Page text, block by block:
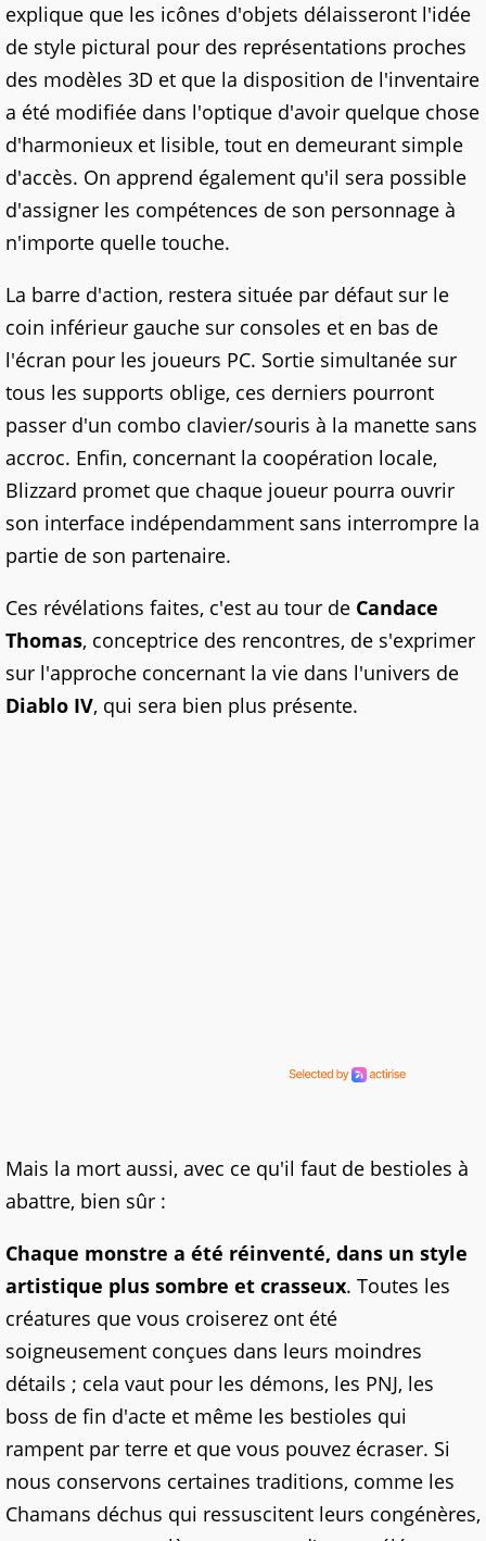
explique que les icônes d'objets délaisseront l'idée
de style pictural pour des représentations proches
des modèles 3D et que la disposition de l'inventaire
a été modifiée dans l'optique d'avoir quelque chose
d'harmonieux et lisible, tout en demeurant simple
d'accès. On apprend également qu'il sera possible
d'assigner les compétences de son personnage à
n'importe quelle touche.
La barre d'action, restera située par défaut sur le
coin inférieur gauche sur consoles et en bas de
l'écran pour les joueurs PC. Sortie simultanée sur
tous les supports oblige, ces derniers pourront
passer d'un combo clavier/souris à la manette sans
accroc. Enfin, concernant la coopération locale,
Blizzard promet que chaque joueur pourra ouvrir
son interface indépendamment sans interrompre la
partie de son partenaire.
Ces révélations faites, c'est au tour de Candace
Thomas, conceptrice des rencontres, de s'exprimer
sur l'approche concernant la vie dans l'univers de
Diablo IV, qui sera bien plus présente.
Mais la mort aussi, avec ce qu'il faut de bestioles à
abattre, bien sûr :
Chaque monstre a été réinventé, dans un style
artistique plus sombre et crasseux. Toutes les
créatures que vous croiserez ont été
soigneusement conçues dans leurs moindres
détails ; cela vaut pour les démons, les PNJ, les
boss de fin d'acte et même les bestioles qui
rampent par terre et que vous pouvez écraser. Si
nous conservons certaines traditions, comme les
Chamans déchus qui ressuscitent leurs congénères,